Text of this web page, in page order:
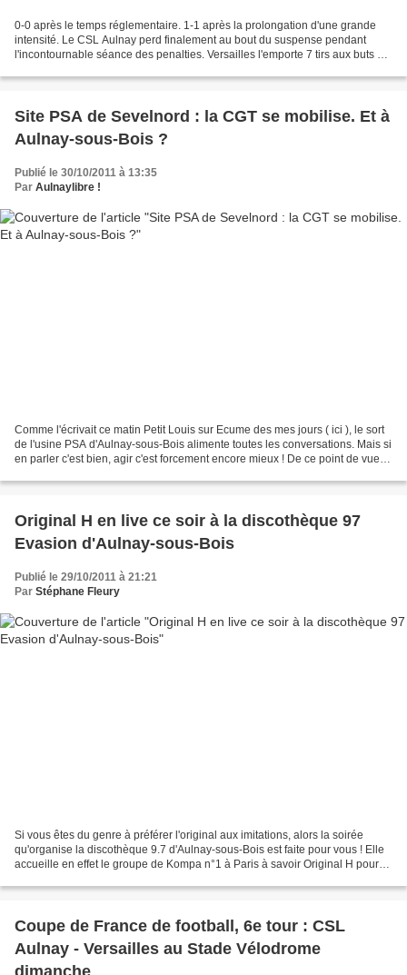
0-0 après le temps réglementaire. 1-1 après la prolongation d'une grande
intensité. Le CSL Aulnay perd finalement au bout du suspense pendant
l'incontournable séance des penalties. Versailles l'emporte 7 tirs aux buts à 6
Site PSA de Sevelnord : la CGT se mobilise. Et à
Aulnay-sous-Bois ?
Publié le 30/10/2011 à 13:35
Par Aulnaylibre !
Comme l'écrivait ce matin Petit Louis sur Ecume des mes jours ( ici ), le sort
de l'usine PSA d'Aulnay-sous-Bois alimente toutes les conversations. Mais si
en parler c'est bien, agir c'est forcement encore mieux ! De ce point de vue,
Original H en live ce soir à la discothèque 97
Evasion d'Aulnay-sous-Bois
Publié le 29/10/2011 à 21:21
Par Stéphane Fleury
Si vous êtes du genre à préférer l'original aux imitations, alors la soirée
qu'organise la discothèque 9.7 d'Aulnay-sous-Bois est faite pour vous ! Elle
accueille en effet le groupe de Kompa n°1 à Paris à savoir Original H pour
Coupe de France de football, 6e tour : CSL
Aulnay - Versailles au Stade Vélodrome
dimanche